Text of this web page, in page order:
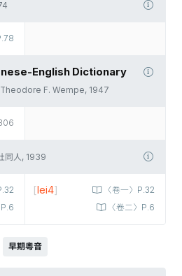
English Dictionary
F. Wempe, 1947
同人, 1939
P.6
〈卷一〉P.32
〈卷二〉P.6
[lei4]
早期粵音